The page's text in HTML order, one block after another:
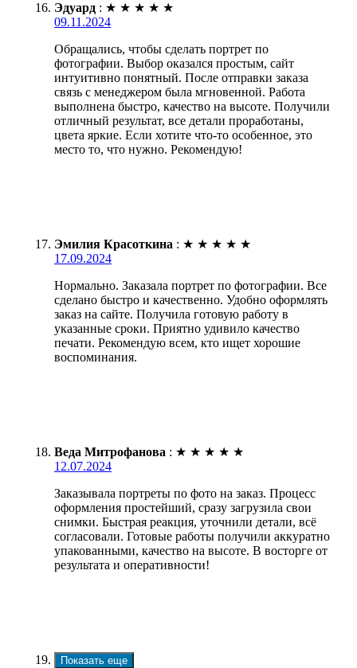
Эдуард : ★ ★ ★ ★ ★
09.11.2024
Обращались, чтобы сделать портрет по
фотографии. Выбор оказался простым, сайт
интуитивно понятный. После отправки заказа
связь с менеджером была мгновенной. Работа
выполнена быстро, качество на высоте. Получили
отличный результат, все детали проработаны,
цвета яркие. Если хотите что-то особенное, это
место то, что нужно. Рекомендую!
Эмилия Красоткина : ★ ★ ★ ★ ★
17.09.2024
Нормально. Заказала портрет по фотографии. Все
сделано быстро и качественно. Удобно оформлять
заказ на сайте. Получила готовую работу в
указанные сроки. Приятно удивило качество
печати. Рекомендую всем, кто ищет хорошие
воспоминания.
Веда Митрофанова : ★ ★ ★ ★ ★
12.07.2024
Заказывала портреты по фото на заказ. Процесс
оформления простейший, сразу загрузила свои
снимки. Быстрая реакция, уточнили детали, всё
согласовали. Готовые работы получили аккуратно
упакованными, качество на высоте. В восторге от
результата и оперативности!
Показать еще